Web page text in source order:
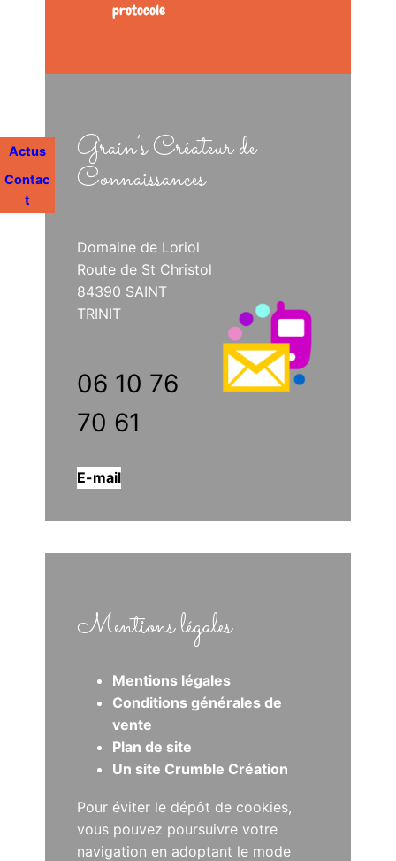
Actus
Contac
t
protocole
Grain’s Créateur de
Connaissances
Domaine de Loriol
Route de St Christol
84390 SAINT
TRINIT
06 10 76
70 61
E-mail
Mentions légales
Mentions légales
Conditions générales de
vente
Plan de site
Un site Crumble Création
Pour éviter le dépôt de cookies,
vous pouvez poursuivre votre
navigation en adoptant le mode